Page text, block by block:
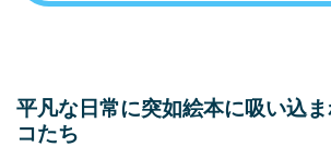
平凡な日常に突如絵本に吸い込
コたち